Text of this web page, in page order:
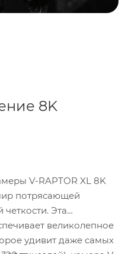
8K
V-RAPTOR XL 8K
потрясающей
Эта
великолепное
удивит даже самых